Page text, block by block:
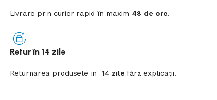
Livrare prin curier rapidîn maxim 48 de ore.
Retur în 14 zile
Returnarea produseleîn 14 zile fără explicații.